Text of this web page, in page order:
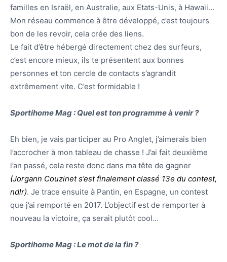
familles en Israël, en Australie, aux Etats-Unis, à Hawaii…
Mon réseau commence à être développé, c’est toujours
bon de les revoir, cela crée des liens.
Le fait d’être hébergé directement chez des surfeurs,
c’est encore mieux, ils te présentent aux bonnes
personnes et ton cercle de contacts s’agrandit
extrêmement vite. C’est formidable !
Sportihome Mag : Quel est ton programme à venir ?
Eh bien, je vais participer au Pro Anglet, j’aimerais bien
l’accrocher à mon tableau de chasse ! J’ai fait deuxième
l’an passé, cela reste donc dans ma tête de gagner
(Jorgann Couzinet s’est finalement classé 13e du contest,
ndlr). Je trace ensuite à Pantin, en Espagne, un contest
que j’ai remporté en 2017. L’objectif est de remporter à
nouveau la victoire, ça serait plutôt cool…
Sportihome Mag : Le mot de la fin ?